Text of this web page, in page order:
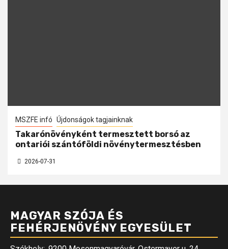
MSZFE infó Újdonságok tagjainknak
Takarónövényként termesztett borsó az
ontariói szántóföldi növénytermesztésben
2026-07-31
MAGYAR SZÓJA ÉS
FEHÉRJENÖVÉNY EGYESÜLET